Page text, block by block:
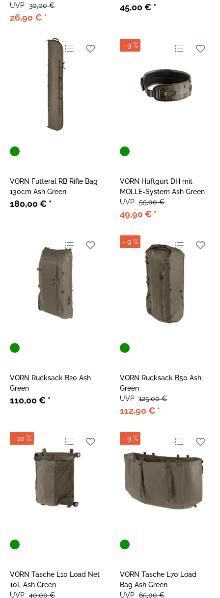
Holder Ash Green
26,90 € *
UVP 30,00 €
Load Shelf Ash Green
45,00 € *
VORN Futteral RB Rifle Bag
130cm Ash Green
180,00 € *
- 9 %
VORN Hüftgurt DH mit
MOLLE-System Ash Green
49,90 € *
UVP 55,00 €
VORN Rucksack B20 Ash
Green
110,00 € *
- 9 %
VORN Rucksack B50 Ash
Green
112,90 € *
UVP 125,00 €
- 10 %
VORN Tasche L10 Load Net
10L Ash Green
UVP 40,00 €
- 9 %
VORN Tasche L70 Load
Bag Ash Green
UVP 65,00 €